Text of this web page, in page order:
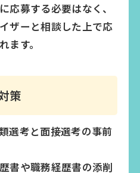
応募する必要はなく、
ザーと相談した上で応
ます。
策
選考と面接選考の事前
書や職務経歴書の添削